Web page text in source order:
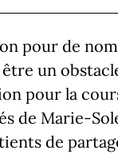
pour de
un
pour la
de Marie-
de